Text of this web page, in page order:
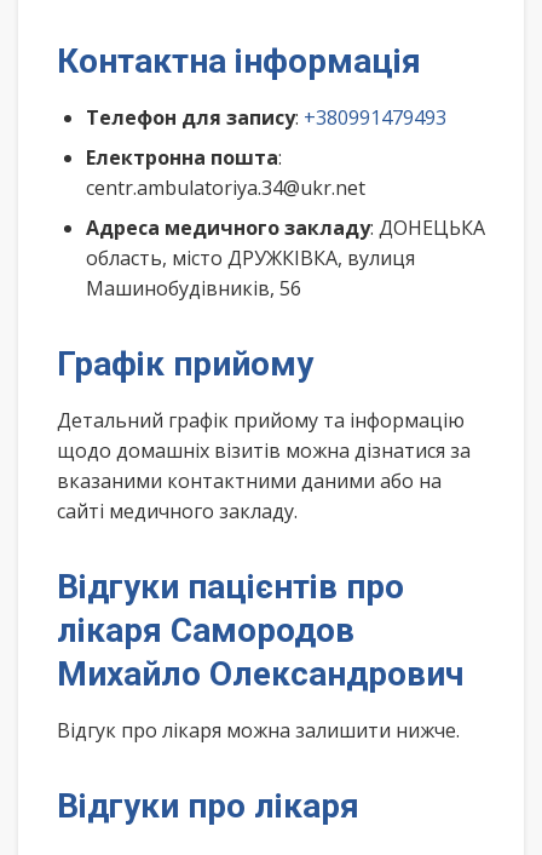
Контактна інформація
Телефон для запису: +380991479493
Електронна пошта:
centr.ambulatoriya.34@ukr.net
Адреса медичного закладу: ДОНЕЦЬКА
область, місто ДРУЖКІВКА, вулиця
Машинобудівників, 56
Графік прийому
Детальний графік прийому та інформацію
щодо домашніх візитів можна дізнатися за
вказаними контактними даними або на
сайті медичного закладу.
Відгуки пацієнтів про
лікаря Самородов
Михайло Олександрович
Відгук про лікаря можна залишити нижче.
Відгуки про лікаря